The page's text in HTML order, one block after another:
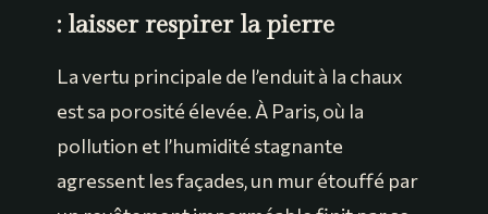
: laisser respirer la pierre
La vertu principale de l’enduit à la chaux
est sa porosité élevée. À Paris, où la
pollution et l’humidité stagnante
agressent les façades, un mur étouffé par